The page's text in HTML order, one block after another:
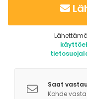
järjestetty muun
Saat
Kohde